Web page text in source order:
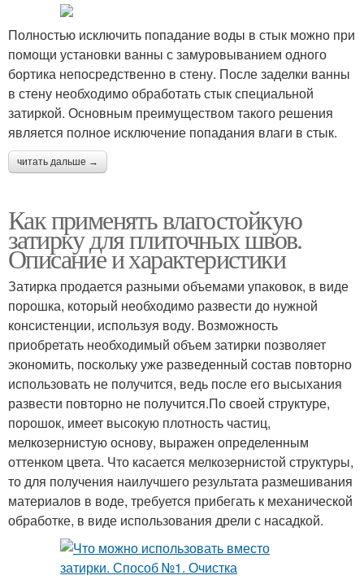
Полностью исключить попадание воды в стык можно при
помощи установки ванны с замуровыванием одного
бортика непосредственно в стену. После заделки ванны
в стену необходимо обработать стык специальной
затиркой. Основным преимуществом такого решения
является полное исключение попадания влаги в стык.
читать дальше →
Как применять влагостойкую
затирку для плиточных швов.
Описание и характеристики
Затирка продается разными объемами упаковок, в виде
порошка, который необходимо развести до нужной
консистенции, используя воду. Возможность
приобретать необходимый объем затирки позволяет
экономить, поскольку уже разведенный состав повторно
использовать не получится, ведь после его высыхания
развести повторно не получится.По своей структуре,
порошок, имеет высокую плотность частиц,
мелкозернистую основу, выражен определенным
оттенком цвета. Что касается мелкозернистой структуры,
то для получения наилучшего результата размешивания
материалов в воде, требуется прибегать к механической
обработке, в виде использования дрели с насадкой.